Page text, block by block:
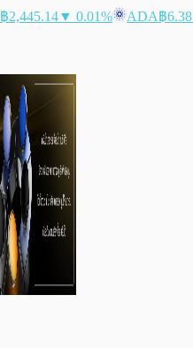
฿2,445.14▼ 0.01% ADA฿6.38